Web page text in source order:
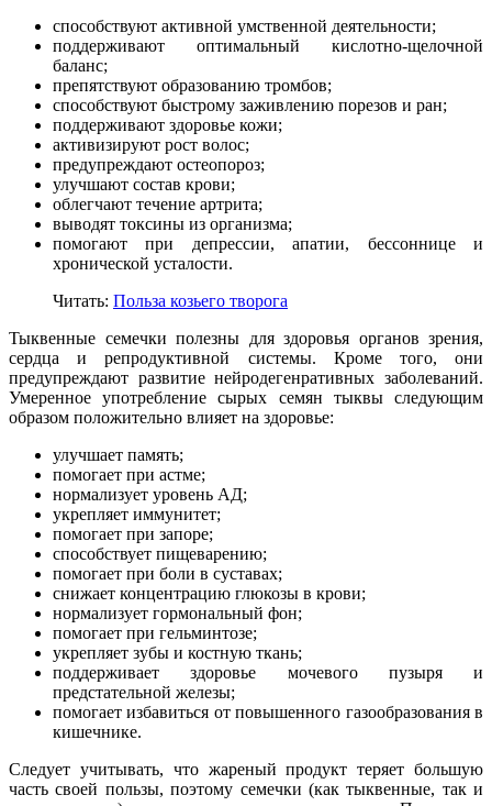
способствуют активной умственной деятельности;
поддерживают оптимальный кислотно-щелочной
баланс;
препятствуют образованию тромбов;
способствуют быстрому заживлению порезов и ран;
поддерживают здоровье кожи;
активизируют рост волос;
предупреждают остеопороз;
улучшают состав крови;
облегчают течение артрита;
выводят токсины из организма;
помогают при депрессии, апатии, бессоннице и
хронической усталости.
Читать: Польза козьего творога
Тыквенные семечки полезны для здоровья органов зрения,
сердца и репродуктивной системы. Кроме того, они
предупреждают развитие нейродегенративных заболеваний.
Умеренное употребление сырых семян тыквы следующим
образом положительно влияет на здоровье:
улучшает память;
помогает при астме;
нормализует уровень АД;
укрепляет иммунитет;
помогает при запоре;
способствует пищеварению;
помогает при боли в суставах;
снижает концентрацию глюкозы в крови;
нормализует гормональный фон;
помогает при гельминтозе;
укрепляет зубы и костную ткань;
поддерживает здоровье мочевого пузыря и
предстательной железы;
помогает избавиться от повышенного газообразования в
кишечнике.
Следует учитывать, что жареный продукт теряет большую
часть своей пользы, поэтому семечки (как тыквенные, так и